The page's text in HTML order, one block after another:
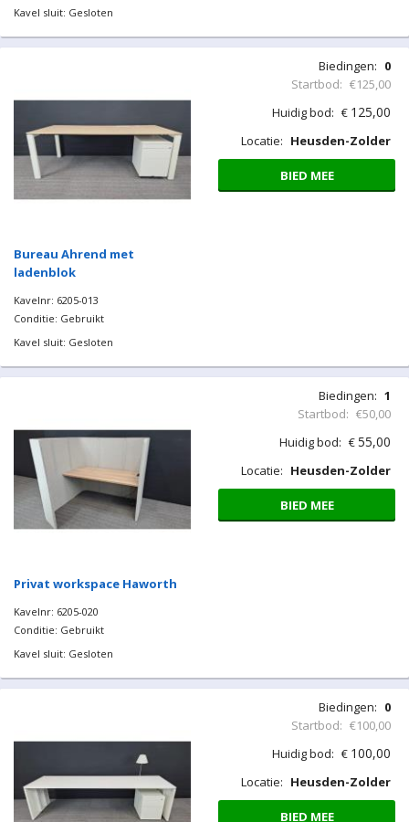
Kavel sluit: Gesloten
Bureau Ahrend met
ladenblok
Kavelnr: 6205-013
Conditie: Gebruikt
Kavel sluit: Gesloten
Biedingen: 0
Startbod: €125,00
Huidig bod: € 125,00
Locatie: Heusden-Zolder
BIED MEE
Privat workspace Haworth
Kavelnr: 6205-020
Conditie: Gebruikt
Kavel sluit: Gesloten
Biedingen: 1
Startbod: €50,00
Huidig bod: €55,00
Locatie: Heusden-Zolder
BIED MEE
Biedingen: 0
Startbod: €100,00
Huidig bod: € 100,00
Locatie: Heusden-Zolder
BIED MEE